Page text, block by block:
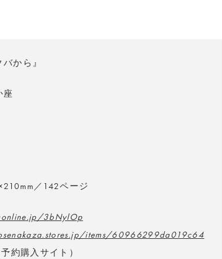
から』
座
／142ページ
3bNylOp
items/60966299da019c64
予約購入サイト）